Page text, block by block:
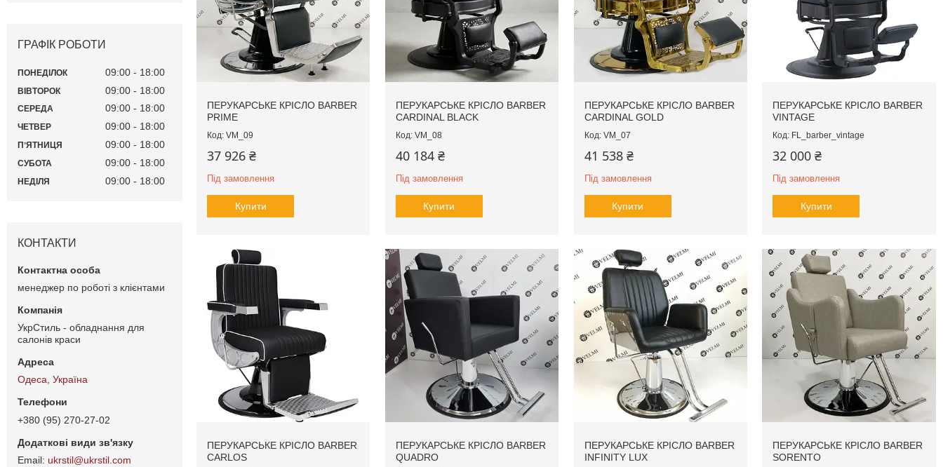
ПЕРУКАРСЬКЕ КРІСЛО BARBER
PRIME
VM_09
37 926 ₴
Під замовлення
Купити
ПЕРУКАРСЬКЕ КРІСЛО BARBER
CARDINAL BLACK
VM_08
40 184 ₴
Під замовлення
Купити
ПЕРУКАРСЬКЕ КРІСЛО BARBER
CARDINAL GOLD
VM_07
41 538 ₴
Під замовлення
Купити
ПЕРУКАРСЬКЕ КРІСЛО BARBER
VINTAGE
FL_barber_vintage
32 000 ₴
Під замовлення
Купити
ПЕРУКАРСЬКЕ КРІСЛО BARBER
CARLOS
ПЕРУКАРСЬКЕ КРІСЛО BARBER
QUADRO
ПЕРУКАРСЬКЕ КРІСЛО BARBER
INFINITY LUX
ПЕРУКАРСЬКЕ КРІСЛО BARBER
SORENTO
ГРАФІК РОБОТИ
ПОНЕДІЛОК 09:00 18:00
ВІВТОРОК 09:00 18:00
СЕРЕДА 09:00 18:00
ЧЕТВЕР 09:00 18:00
ПʼЯТНИЦЯ 09:00 18:00
СУБОТА 09:00 18:00
НЕДІЛЯ 09:00 18:00
КОНТАКТИ
менеджер по роботі з клієнтами
УкрСтиль - обладнання для
салонів краси
Одеса, Україна
+380 (95) 270-27-02
ukrstil@ukrstil.com